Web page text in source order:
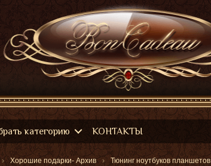
категорию КОНТАКТЫ
Хорошие подарки- Архив Тюнинг ноутбуков планшетов